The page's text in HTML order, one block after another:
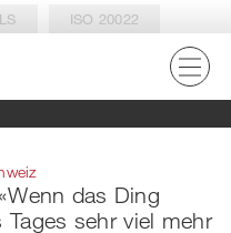
ISO 20022
das Ding
sehr viel mehr